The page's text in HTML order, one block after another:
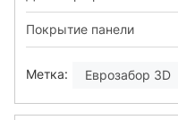
Покрытие панели
Метка: Еврозабор 3D